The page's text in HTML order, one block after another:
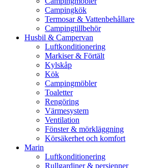
Campingkök
Termosar & Vattenbehållare
Campingtillbehör
Husbil & Campervan
Luftkonditionering
Markiser & Förtält
Kylskåp
Kök
Campingmöbler
Toaletter
Rengöring
Värmesystem
Ventilation
Fönster & mörkläggning
Körsäkerhet och komfort
Marin
Luftkonditionering
Rullgardiner & persienner